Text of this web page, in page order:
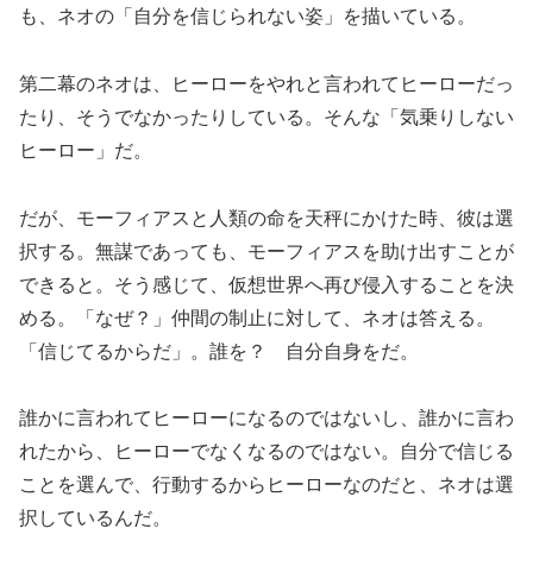
も、ネオの「自分を信じられない姿」を描いている。
第二幕のネオは、ヒーローをやれと言われてヒーローだっ
たり、そうでなかったりしている。そんな「気乗りしない
ヒーロー」だ。
だが、モーフィアスと人類の命を天秤にかけた時、彼は選
択する。無謀であっても、モーフィアスを助け出すことが
できると。そう感じて、仮想世界へ再び侵入することを決
める。「なぜ？」仲間の制止に対して、ネオは答える。
「信じてるからだ」。誰を？ 自分自身をだ。
誰かに言われてヒーローになるのではないし、誰かに言わ
れたから、ヒーローでなくなるのではない。自分で信じる
ことを選んで、行動するからヒーローなのだと、ネオは選
択しているんだ。